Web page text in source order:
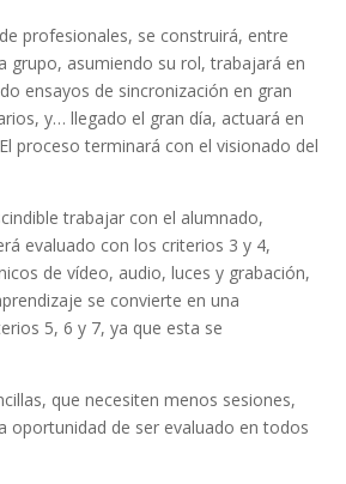
profesionales, se construirá, entre
grupo, asumiendo su rol, trabajará en
ensayos de sincronización en gran
y… llegado el gran día, actuará en
proceso terminará con el visionado del
trabajar con el alumnado,
evaluado con los criterios 3 y 4,
de vídeo, audio, luces y grabación,
se convierte en una
5, 6 y 7, ya que esta se
que necesiten menos sesiones,
de ser evaluado en todos